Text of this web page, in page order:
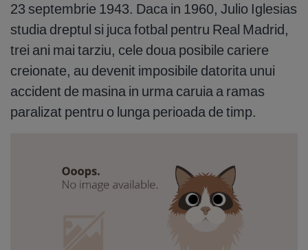
23 septembrie 1943. Daca in 1960, Julio Iglesias
studia dreptul si juca fotbal pentru Real Madrid,
trei ani mai tarziu, cele doua posibile cariere
creionate, au devenit imposibile datorita unui
accident de masina in urma caruia a ramas
paralizat pentru o lunga perioada de timp.